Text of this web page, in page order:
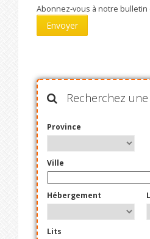
Abonnez-vous à notre
Recherchez
Province
Ville
Hébergement
Lits